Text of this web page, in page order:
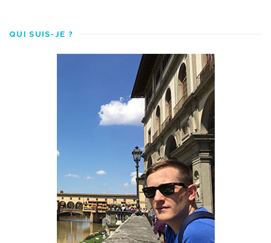
QUI SUIS-JE ?